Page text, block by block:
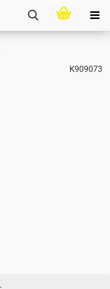
K909073